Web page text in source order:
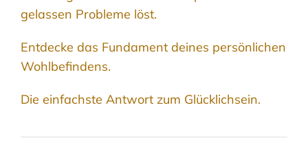
gelassen Probleme löst.
Entdecke das Fundament deines persönlichen
Wohlbefindens.
Die einfachste Antwort zum Glücklichsein.